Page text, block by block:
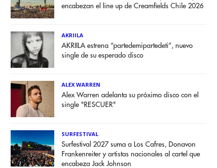
encabezan el line up de Creamfields Chile 2026
AKRIILA
AKRIILA estrena “partedemipartedeti”, nuevo
single de su esperado disco
ALEX WARREN
Alex Warren adelanta su próximo disco con el
single "RESCUER"
SURFESTIVAL
Surfestival 2027 suma a Los Cafres, Donavon
Frankenreiter y artistas nacionales al cartel que
encabeza Jack Johnson